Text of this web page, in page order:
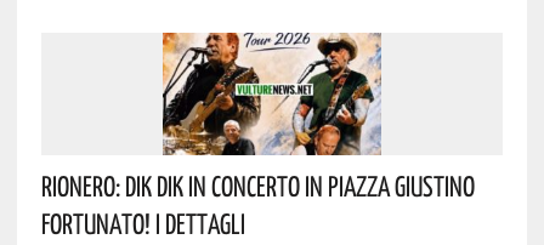
Rionero: DIK DIK In Concerto In Piazza Giustino
Fortunato! I Dettagli